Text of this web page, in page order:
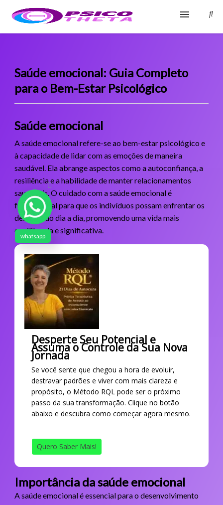
Blog
Glossário
Saúde emocional: Guia Completo
para o Bem-Estar Psicológico
Saúde emocional
A saúde emocional refere-se ao bem-estar psicológico e
à capacidade de lidar com as emoções de maneira
saudável. Ela abrange aspectos como a autoconfiança, a
resiliência e a habilidade de manter relacionamentos
saudáveis. O cuidado com a saúde emocional é
fundamental para que os indivíduos possam enfrentar os
desafios do dia a dia, promovendo uma vida mais
equilibrada e significativa.
Desperte Seu Potencial e
Assuma o Controle da Sua Nova
Jornada
Se você sente que chegou a hora de evoluir,
destravar padrões e viver com mais clareza e
propósito, o Método RQL pode ser o próximo
passo da sua transformação. Clique no botão
abaixo e descubra como começar agora mesmo.
Quero Saber Mais!
Importância da saúde emocional
A saúde emocional é essencial para o desenvolvimento
whatsapp